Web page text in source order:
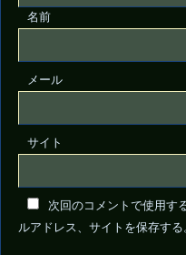
名前
メール
サイト
次回のコメントで使用す
ルアドレス、サイトを保存する